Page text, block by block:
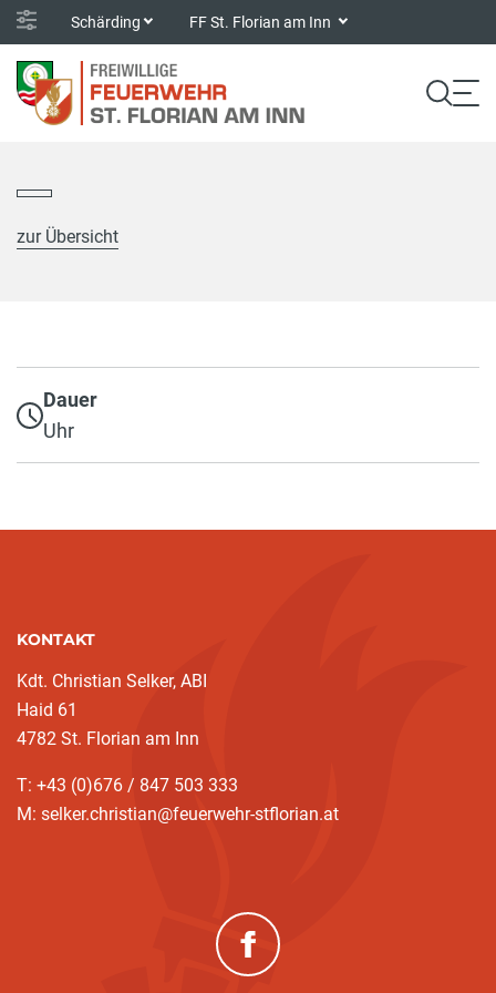
Schärding FF St. Florian am Inn
zur Übersicht
Dauer
Uhr
KONTAKT
Kdt. Christian Selker, ABI
Haid 61
4782 St. Florian am Inn
T: +43 (0)676 / 847 503 333
M: selker.christian@feuerwehr-stflorian.at
(neues Fenster)